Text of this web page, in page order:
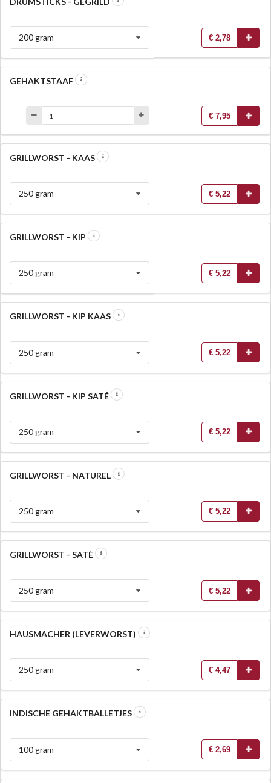
200 gram € 2,78
GEHAKTSTAAF
€ 7,95
GRILLWORST - KAAS
250 gram € 5,22
GRILLWORST - KIP
250 gram € 5,22
GRILLWORST - KIP KAAS
250 gram € 5,22
GRILLWORST - KIP SATÉ
250 gram € 5,22
GRILLWORST - NATUREL
250 gram € 5,22
GRILLWORST - SATÉ
250 gram € 5,22
HAUSMACHER (LEVERWORST)
250 gram € 4,47
INDISCHE GEHAKTBALLETJES
100 gram € 2,69